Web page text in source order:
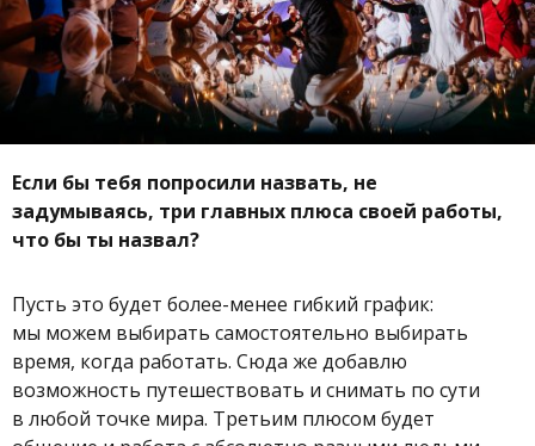
Если бы тебя попросили назвать, не
задумываясь, три главных плюса своей работы,
что бы ты назвал?
Пусть это будет более-менее гибкий график:
мы можем выбирать самостоятельно выбирать
время, когда работать. Сюда же добавлю
возможность путешествовать и снимать по сути
в любой точке мира. Третьим плюсом будет